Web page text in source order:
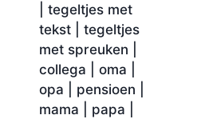
| tegeltjes met
tekst | tegeltjes
met spreuken |
collega | oma |
opa | pensioen |
mama | papa |